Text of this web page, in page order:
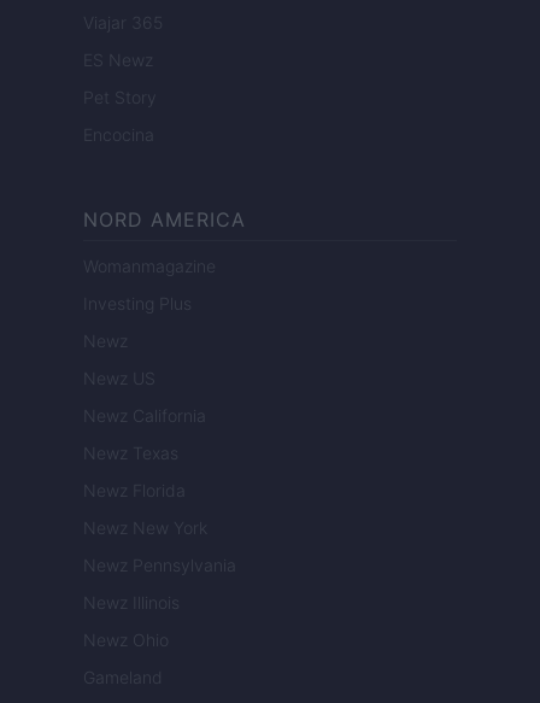
Viajar 365
ES Newz
Pet Story
Encocina
NORD AMERICA
Womanmagazine
Investing Plus
Newz
Newz US
Newz California
Newz Texas
Newz Florida
Newz New York
Newz Pennsylvania
Newz Illinois
Newz Ohio
Gameland